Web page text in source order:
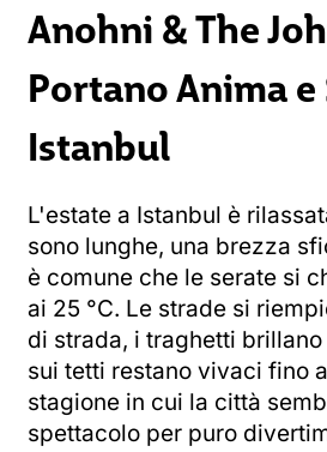
Anohni & The
Portano Anima
Istanbul
L'estate a Istanbul è
sono lunghe, una brezza
è comune che le serate si
ai 25 °C. Le strade si
di strada, i traghetti
sui tetti restano vivaci fino
stagione in cui la città
spettacolo per puro